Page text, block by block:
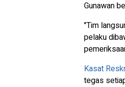
Gunawan
"Tim
pelaku
Kasat
tegas